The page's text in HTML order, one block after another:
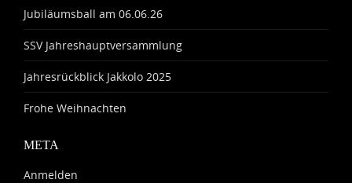
Jubiläumsball am 06.06.26
SSV Jahreshauptversammlung
Jahresrückblick Jakkolo 2025
Frohe Weihnachten
META
Anmelden